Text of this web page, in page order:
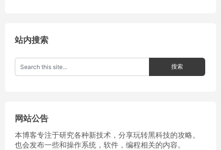
站内搜索
网站公告
本博客专注于研究各种新技术，分享玩转黑科技的攻略。
也会发布一些和操作系统，软件，编程相关的内容。